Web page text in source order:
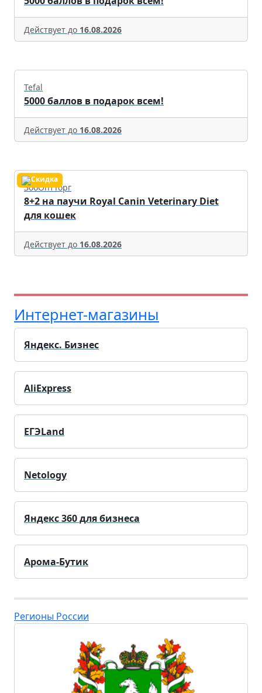
Действует до 16.08.2026
Tefal
5000 баллов в подарок всем!
Действует до 16.08.2026
ЗооОптТорг
8+2 на паучи Royal Canin Veterinary Diet
для кошек
Действует до 16.08.2026
Интернет-магазины
Яндекс. Бизнес
AliExpress
ЕГЭLand
Netology
Яндекс 360 для бизнеса
Арома-Бутик
Регионы России